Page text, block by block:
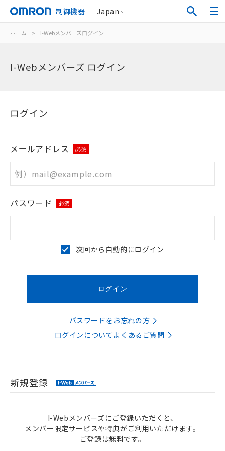
制御機器 Japan
ホーム > I-Webメンバーズログイン
I-Webメンバーズ ログイン
ログイン
メールアドレス 必須
パスワード 必須
次回から自動的にログイン
パスワードをお忘れの方
ログインについてよくあるご質問
新規登録
I-Webメンバーズにご登録いただくと、
メンバー限定サービスや特典がご利用いただけます。
ご登録は無料です。